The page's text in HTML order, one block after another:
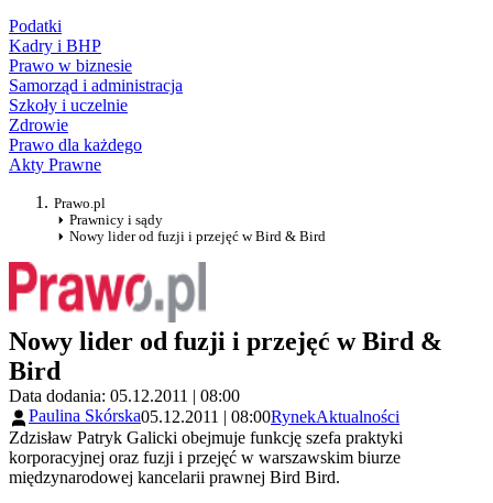
Podatki
Kadry i BHP
Prawo w biznesie
Samorząd i administracja
Szkoły i uczelnie
Zdrowie
Prawo dla każdego
Akty Prawne
Prawo.pl
Prawnicy i sądy
Nowy lider od fuzji i przejęć w Bird & Bird
Nowy lider od fuzji i przejęć w Bird &
Bird
Data dodania: 05.12.2011 | 08:00
Paulina Skórska05.12.2011 | 08:00RynekAktualności
Zdzisław Patryk Galicki obejmuje funkcję szefa praktyki
korporacyjnej oraz fuzji i przejęć w warszawskim biurze
międzynarodowej kancelarii prawnej Bird Bird.